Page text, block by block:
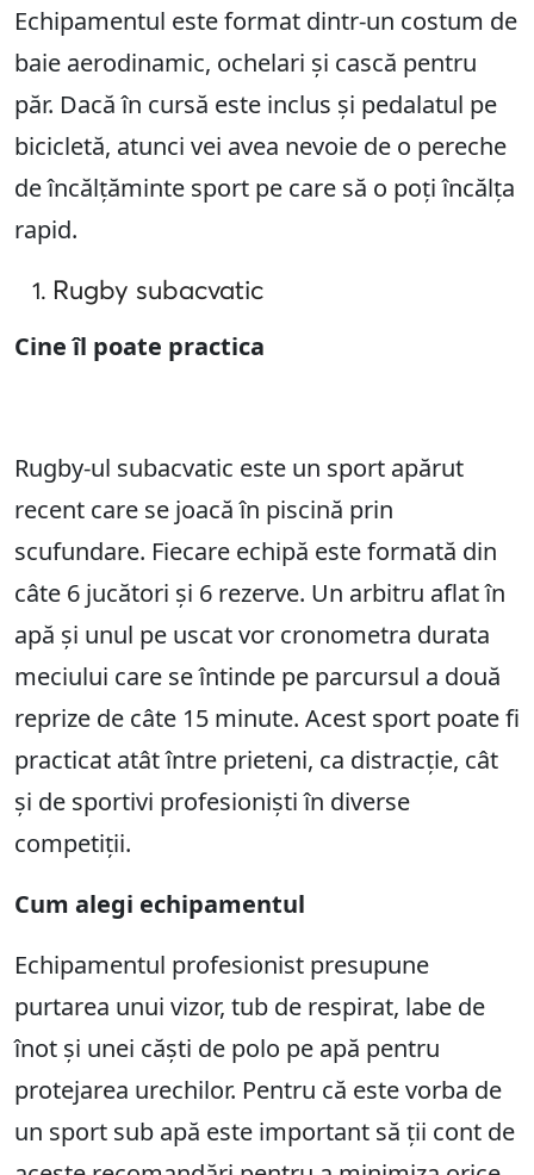
Echipamentul este format dintr-un costum de
baie aerodinamic, ochelari și cască pentru
păr. Dacă în cursă este inclus și pedalatul pe
bicicletă, atunci vei avea nevoie de o pereche
de încălțăminte sport pe care să o poți încălța
rapid.
Rugby subacvatic
Cine îl poate practica
Rugby-ul subacvatic este un sport apărut
recent care se joacă în piscină prin
scufundare. Fiecare echipă este formată din
câte 6 jucători și 6 rezerve. Un arbitru aflat în
apă și unul pe uscat vor cronometra durata
meciului care se întinde pe parcursul a două
reprize de câte 15 minute. Acest sport poate fi
practicat atât între prieteni, ca distracție, cât
și de sportivi profesioniști în diverse
competiții.
Cum alegi echipamentul
Echipamentul profesionist presupune
purtarea unui vizor, tub de respirat, labe de
înot și unei căști de polo pe apă pentru
protejarea urechilor. Pentru că este vorba de
un sport sub apă este important să ții cont de